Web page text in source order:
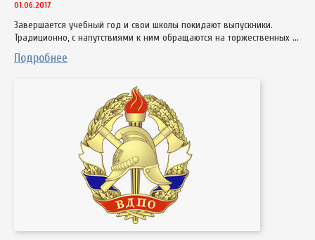
01.06.2017
Завершается учебный год и свои школы покидают выпускники.
Традиционно, с напутствиями к ним обращаются на торжественных ...
Подробнее